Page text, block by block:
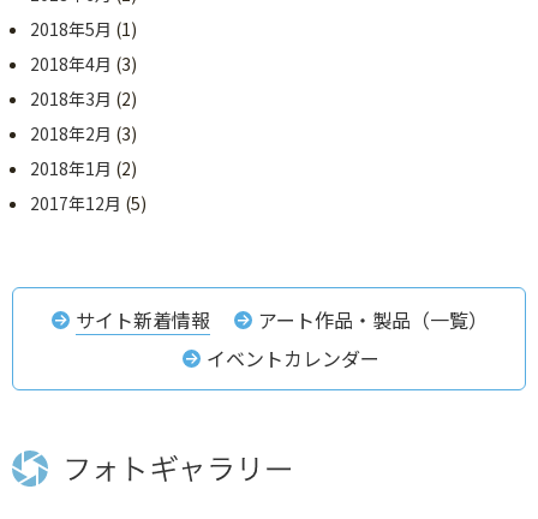
2018年5月 (1)
2018年4月 (3)
2018年3月 (2)
2018年2月 (3)
2018年1月 (2)
2017年12月 (5)
サイト新着情報
アート作品・製品（一覧）
イベントカレンダー